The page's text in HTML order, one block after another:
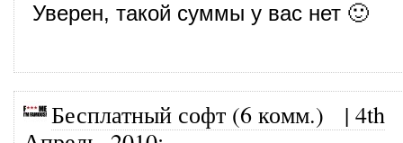
Уверен, такой суммы у вас нет 🙂
Бесплатный софт (6 комм.) | 4th